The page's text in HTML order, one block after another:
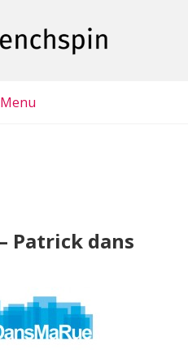
Menu
Patrick dans